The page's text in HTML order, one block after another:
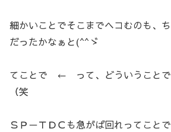
細かいことでそこまでヘコむのも、
だったかなぁと(^^ゞ
てことで ← って、どういうこと
（笑
ＳＰ－ＴＤＣも急がば回れってことで